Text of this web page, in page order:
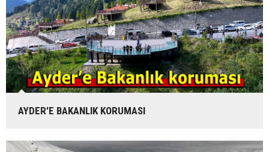
AYDER'E BAKANLIK KORUMASI